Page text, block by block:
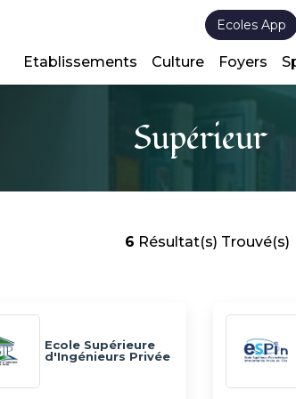
Ecoles App
Etablissements Culture Foyers
Supérieur
6 Résultat(s) Trouvé(s)
Ecole Supérieure
d'Ingénieurs Privée